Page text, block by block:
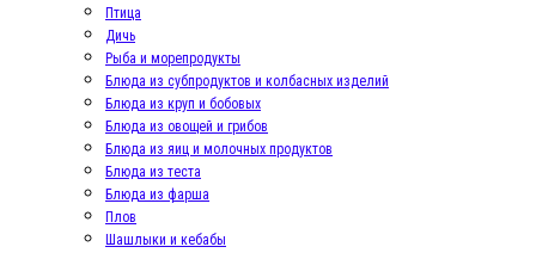
Птица
Дичь
Рыба и морепродукты
Блюда из субпродуктов и колбасных изделий
Блюда из круп и бобовых
Блюда из овощей и грибов
Блюда из яиц и молочных продуктов
Блюда из теста
Блюда из фарша
Плов
Шашлыки и кебабы